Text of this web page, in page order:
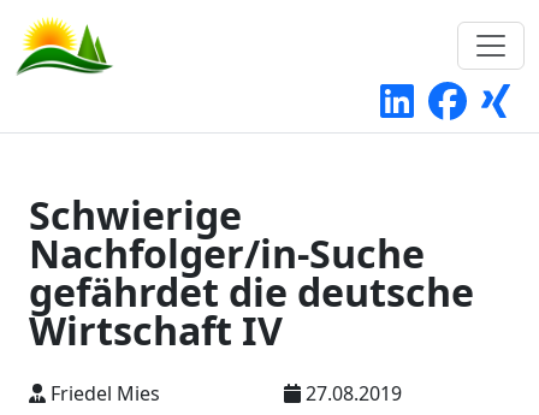
Schwierige
Nachfolger/in-Suche
gefährdet die deutsche
Wirtschaft IV
Friedel Mies 27.08.2019